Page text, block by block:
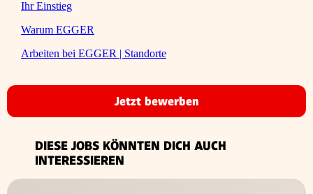
Ihr Einstieg
Warum EGGER
Arbeiten bei EGGER | Standorte
Jetzt bewerben
DIESE JOBS KÖNNTEN DICH AUCH
INTERESSIEREN